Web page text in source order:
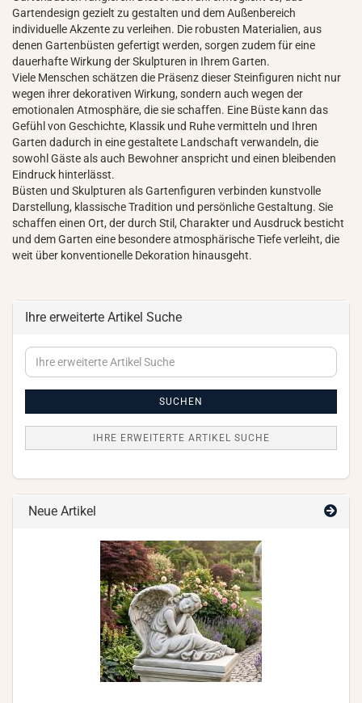
Gartendesign gezielt zu gestalten und dem Außenbereich
individuelle Akzente zu verleihen. Die robusten Materialien, aus
denen Gartenbüsten gefertigt werden, sorgen zudem für eine
dauerhafte Wirkung der Skulpturen in Ihrem Garten.
Viele Menschen schätzen die Präsenz dieser Steinfiguren nicht nur
wegen ihrer dekorativen Wirkung, sondern auch wegen der
emotionalen Atmosphäre, die sie schaffen. Eine Büste kann das
Gefühl von Geschichte, Klassik und Ruhe vermitteln und Ihren
Garten dadurch in eine gestaltete Landschaft verwandeln, die
sowohl Gäste als auch Bewohner anspricht und einen bleibenden
Eindruck hinterlässt.
Büsten und Skulpturen als Gartenfiguren verbinden kunstvolle
Darstellung, klassische Tradition und persönliche Gestaltung. Sie
schaffen einen Ort, der durch Stil, Charakter und Ausdruck besticht
und dem Garten eine besondere atmosphärische Tiefe verleiht, die
weit über konventionelle Dekoration hinausgeht.
Ihre erweiterte Artikel Suche
Ihre
erweiterte
Artikel
SUCHEN
IHRE ERWEITERTE ARTIKEL SUCHE
Neue Artikel